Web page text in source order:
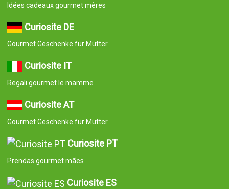
Idées cadeaux gourmet mères
Curiosite DE
Gourmet Geschenke für Mütter
Curiosite IT
Regali gourmet le mamme
Curiosite AT
Gourmet Geschenke für Mütter
Curiosite PT
Prendas gourmet mães
Curiosite ES